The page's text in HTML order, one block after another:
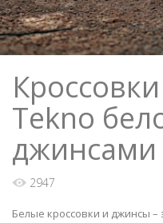
Tekno
джинсами
2947
Белые кроссовки и джинсы –